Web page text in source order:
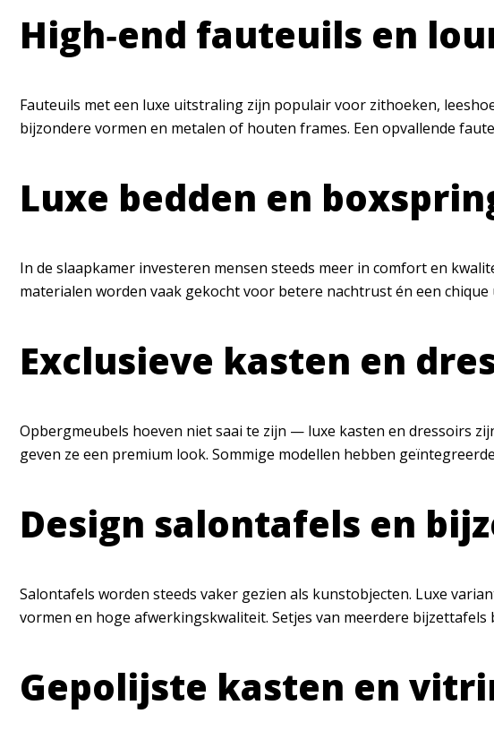
High‑end fauteuils en
Fauteuils met een luxe uitstraling zijn populair voor zithoeken,
bijzondere vormen en metalen of houten frames. Een opvallende
Luxe bedden en
In de slaapkamer investeren mensen steeds meer in comfort en
materialen worden vaak gekocht voor betere nachtrust én een
Exclusieve kasten en
Opbergmeubels hoeven niet saai te zijn — luxe kasten en dressoirs
geven ze een premium look. Sommige modellen hebben
Design salontafels en
Salontafels worden steeds vaker gezien als kunstobjecten. Luxe
vormen en hoge afwerkingskwaliteit. Setjes van meerdere
Gepolijste kasten en